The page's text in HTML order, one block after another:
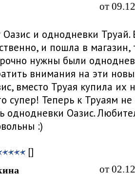
от
и однодневки Труай.
и пошла в магазин,
нужны были
внимания на эти
вместо Труая купила их
супер! Теперь к Труаям не
однодневки Оазис.
:)
[]
от